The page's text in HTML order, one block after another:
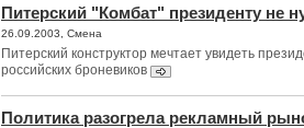
Питерский "Комбат" президенту не
26.09.2003, Смена
Питерский конструктор мечтает увидеть
российских броневиков
Политика разогрела рекламный